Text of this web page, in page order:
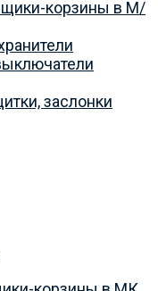
корзины в М/
заслонки